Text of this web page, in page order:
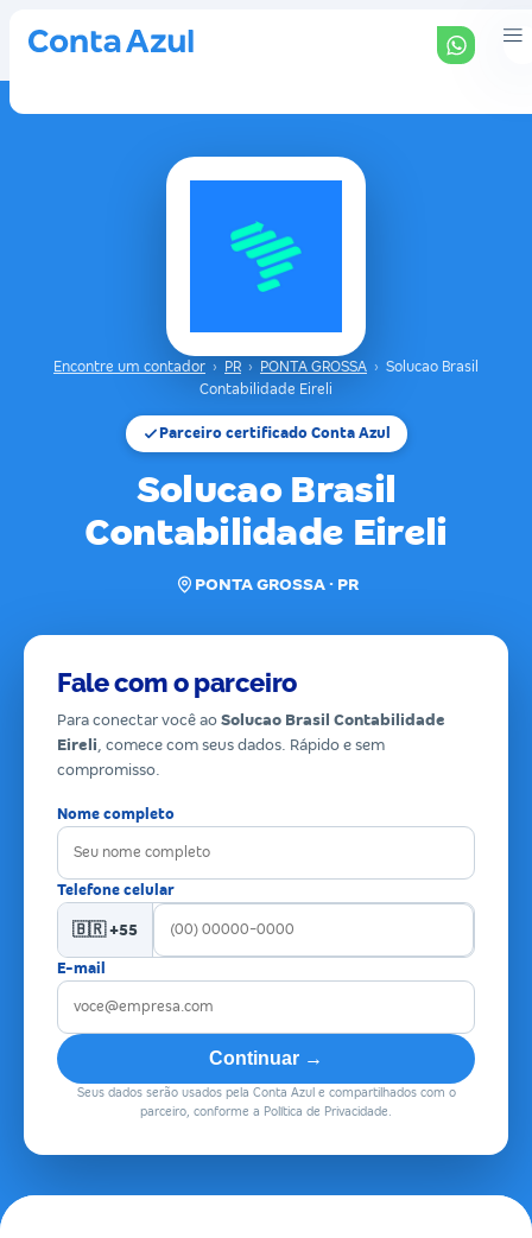
Encontre um contador › PR › PONTA GROSSA › Solucao Brasil
Contabilidade Eireli
Parceiro certificado Conta Azul
Solucao Brasil
Contabilidade Eireli
PONTA GROSSA · PR
Fale com o parceiro
Para conectar você ao Solucao Brasil Contabilidade
Eireli, comece com seus dados. Rápido e sem
compromisso.
Nome completo
Telefone celular
🇧🇷 +55
E-mail
Continuar →
Seus dados serão usados pela Conta Azul e compartilhados com o
parceiro, conforme a Política de Privacidade.